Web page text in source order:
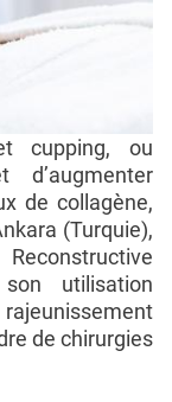
cupping, ou
d’augmenter
de collagène,
(Turquie),
utilisation
de chirurgies